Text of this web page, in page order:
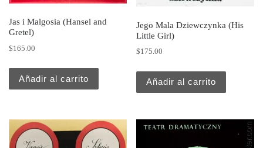
Jas i Malgosia (Hansel and
Gretel)
$165.00
Añadir al carrito
Jego Mala Dziewczynka (His
Little Girl)
$175.00
Añadir al carrito